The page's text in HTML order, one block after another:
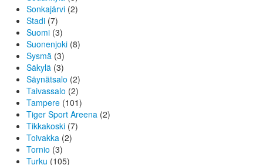
Sonkajärvi (2)
Stadi (7)
Suomi (3)
Suonenjoki (8)
Sysmä (3)
Säkylä (3)
Säynätsalo (2)
Taivassalo (2)
Tampere (101)
Tiger Sport Areena (2)
Tikkakoski (7)
Toivakka (2)
Tornio (3)
Turku (105)